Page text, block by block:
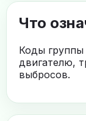
Что
Коды группы
двигателю,
выбросов.